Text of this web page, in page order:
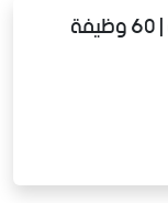
شركة أرامكو الرقمية | 60 وظيفة